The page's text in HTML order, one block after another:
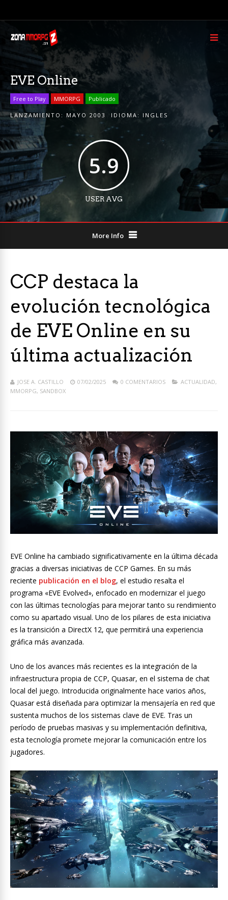
EVE Online
Free to Play MMORPG Publicado
LANZAMIENTO: MAYO 2003 IDIOMA: INGLES
5.9
USER AVG
More Info
CCP destaca la
evolución tecnológica
de EVE Online en su
última actualización
JOSE A. CASTILLO 07/02/2025 0 COMENTARIOS ACTUALIDAD,
MMORPG, SANDBOX
EVE Online ha cambiado significativamente en la última década
gracias a diversas iniciativas de CCP Games. En su más
reciente publicación en el blog, el estudio resalta el
programa «EVE Evolved», enfocado en modernizar el juego
con las últimas tecnologías para mejorar tanto su rendimiento
como su apartado visual. Uno de los pilares de esta iniciativa
es la transición a DirectX 12, que permitirá una experiencia
gráfica más avanzada.
Uno de los avances más recientes es la integración de la
infraestructura propia de CCP, Quasar, en el sistema de chat
local del juego. Introducida originalmente hace varios años,
Quasar está diseñada para optimizar la mensajería en red que
sustenta muchos de los sistemas clave de EVE. Tras un
período de pruebas masivas y su implementación definitiva,
esta tecnología promete mejorar la comunicación entre los
jugadores.